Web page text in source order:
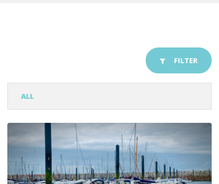
FILTER
ALL
FORMATION ET COACHING